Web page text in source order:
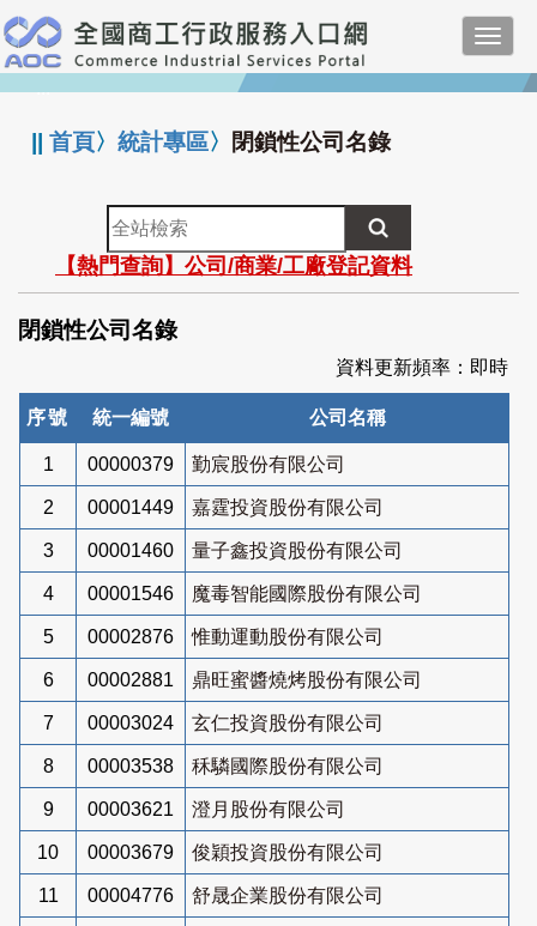
跳
到
主
要
:::
||首頁〉統計專區〉 閉鎖性公司名錄
全
站
檢
索
【熱門查詢】公司/商業/工廠登記資料
閉鎖性公司名錄
資料更新頻率：即時
序號 統一編號 公司名稱
1 00000379 勤宸股份有限公司
2 00001449 嘉霆投資股份有限公司
3 00001460 量子鑫投資股份有限公司
4 00001546 魔毒智能國際股份有限公司
5 00002876 惟動運動股份有限公司
6 00002881 鼎旺蜜醬燒烤股份有限公司
7 00003024 玄仁投資股份有限公司
8 00003538 秝驎國際股份有限公司
9 00003621 澄月股份有限公司
10 00003679 俊穎投資股份有限公司
11 00004776 舒晟企業股份有限公司